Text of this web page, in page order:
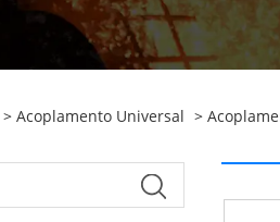
> Acoplamento Universal >